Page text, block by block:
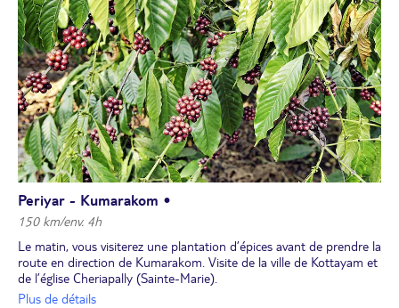
Periyar - Kumarakom •
150 km/env. 4h
Le matin, vous visiterez une plantation d’épices avant de prendre la
route en direction de Kumarakom. Visite de la ville de Kottayam et
de l’église Cheriapally (Sainte-Marie).
Déjeuner.
Plus de détails